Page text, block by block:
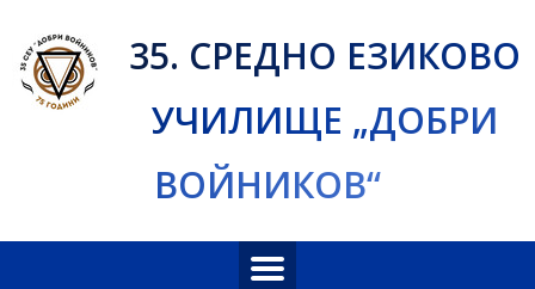
content
35. СРЕДНО ЕЗИКОВО
УЧИЛИЩЕ „ДОБРИ
ВОЙНИКОВ“